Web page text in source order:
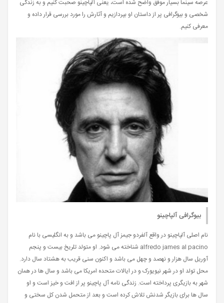
عرصه سینما بسیار موفق واضح شده است، یعنی آلپاچینو صحبت کنیم و به زندگی
شخصی و بیوگرافی پر از داستان او بپردازیم و آثارش را مورد بررسی قرار داده و
معرفی کنیم.
بیوگرافی آلپاچینو
نام اصلی آلپاچینو در واقع آلفردو جیمز آل پاچینو می باشد و به انگلیسی با نام
alfredo james al pacino شناخته می شود. او متولد تلریخ بیست و پنجم
آوریل سال هزار و نهصد و چهل می باشد و اکنون سنی قریب به هشتاد سال دارد.
محل تولد او در شهر نیویورک و در ایالات متحده امریکا می باشد و سال ها در همان
شهر به بازیگری پرداخته است. زندگی نامه آل پاچینو پر از افت و خیز است و او
سال ها برای بازیگر شدنش تلاش کرده است و بعد از متحمل شدن کل سختی و